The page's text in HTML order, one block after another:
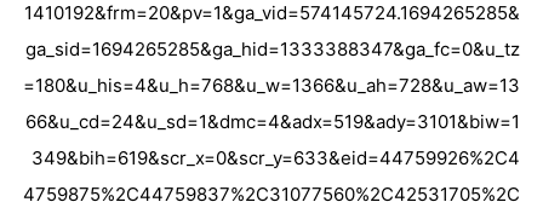
1410192&frm=20&pv=1&ga_vid=574145724.1694265285&
ga_sid=1694265285&ga_hid=1333388347&ga_fc=0&u_tz
=180&u_his=4&u_h=768&u_w=1366&u_ah=728&u_aw=13
66&u_cd=24&u_sd=1&dmc=4&adx=519&ady=3101&biw=1
349&bih=619&scr_x=0&scr_y=633&eid=44759926%2C4
4759875%2C44759837%2C31077560%2C42531705%2C